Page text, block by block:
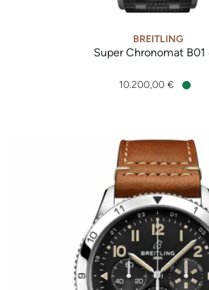
BREITLING
Super Chronomat B01
10.200,00 €